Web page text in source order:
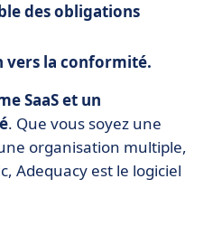
des obligations
vers la conformité.
SaaS et un
. Que vous soyez une
organisation multiple,
Adequacy est le logiciel